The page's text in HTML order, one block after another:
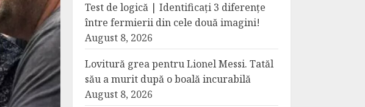
Test de logică | Identificați 3 diferențe
între fermierii din cele două imagini!
August 8, 2026
Lovitură grea pentru Lionel Messi. Tatăl
său a murit după o boală incurabilă
August 8, 2026